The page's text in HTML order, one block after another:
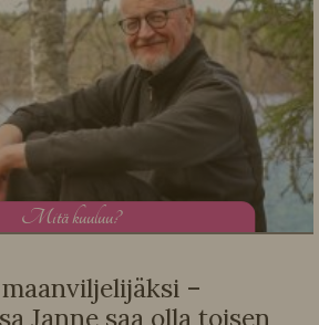
Mitä kuuluu?
–
Janne saa olla toisen